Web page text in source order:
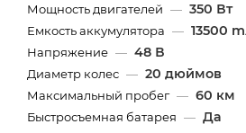
Мощность двигателей — 350 Вт
Емкость аккумулятора — 13500
Напряжение — 48 В
Диаметр колес — 20 дюймов
Максимальный пробег — 60 км
Быстросъемная батарея — Да